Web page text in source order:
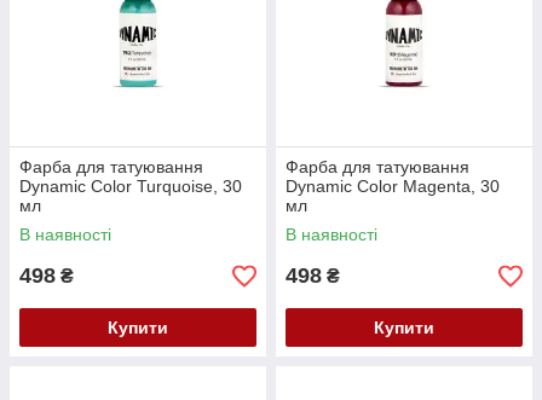
Фарба для татуювання
Dynamic Color Turquoise, 30
мл
В наявності
498 ₴
Купити
Фарба для татуювання
Dynamic Color Magenta, 30
мл
В наявності
498 ₴
Купити